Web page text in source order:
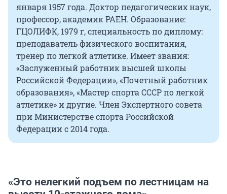
января 1957 года. Доктор педагогических наук,
профессор, академик РАЕН. Образование:
ГЦОЛИФК, 1979 г, специальность по диплому:
преподаватель физического воспитания,
тренер по легкой атлетике. Имеет звания:
«Заслуженный работник высшей школы
Российской Федерации», «Почетный работник
образования», «Мастер спорта СССР по легкой
атлетике» и другие. Член Экспертного совета
при Министерстве спорта Российской
Федерации с 2014 года.
«Это нелегкий подъем по лестницам на